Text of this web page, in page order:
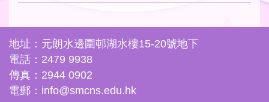
地址：元朗水邊圍邨湖水樓15-20號地下
電話：2479 9938
傳真：2944 0902
電郵：info@smcns.edu.hk